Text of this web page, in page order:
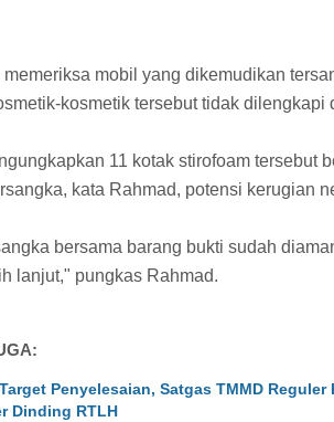
memeriksa mobil yang dikemudikan
kosmetik tersebut tidak
11 kotak stirofoam tersebut
kata Rahmad, potensi kerugian
bersama barang bukti sudah
lanjut," pungkas Rahmad.
Penyelesaian, Satgas TMMD Reguler
Dinding RTLH